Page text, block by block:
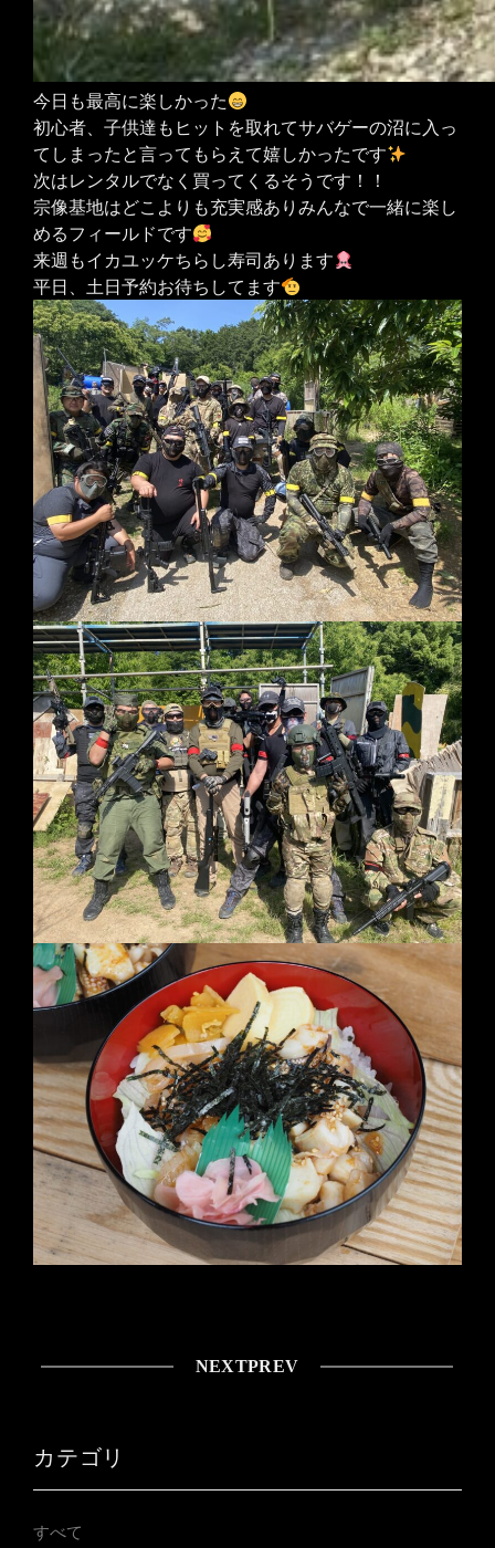
今日も最高に楽しかった
初心者、子供達もヒットを取れてサバゲーの沼に入っ
てしまったと言ってもらえて嬉しかったです
次はレンタルでなく買ってくるそうです！！
宗像基地はどこよりも充実感ありみんなで一緒に楽し
めるフィールドです
来週もイカユッケちらし寿司あります
平日、土日予約お待ちしてます
NEXTPREV
カテゴリ
すべて